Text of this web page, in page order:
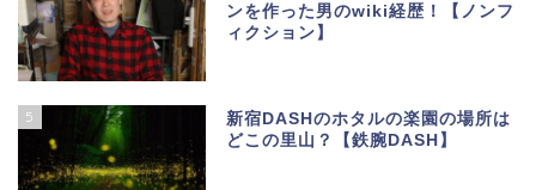
ンを作った男のwiki経歴！【ノンフ
ィクション】
5
新宿DASHのホタルの楽園の場所は
どこの里山？【鉄腕DASH】